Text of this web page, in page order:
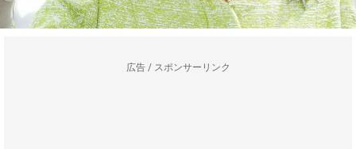
広告 / スポンサーリンク